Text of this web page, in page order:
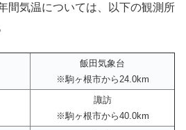
間気温については、以下の観測所
飯田気象台
※駒ヶ根市から24.0km
諏訪
※駒ヶ根市から40.0km